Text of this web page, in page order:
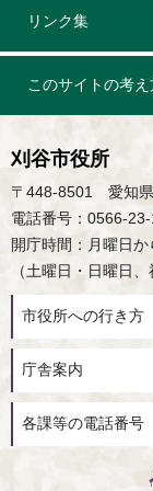
リンク集
このサイトの考え
刈谷市役所
〒448-8501 愛知
電話番号：0566-23-
開庁時間：月曜日
（土曜日・日曜日
市役所への行き方
庁舎案内
各課等の電話番号